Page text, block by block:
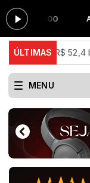
às 17:00
ÚLTIMAS
de R$ 52,4 bi no
MENU